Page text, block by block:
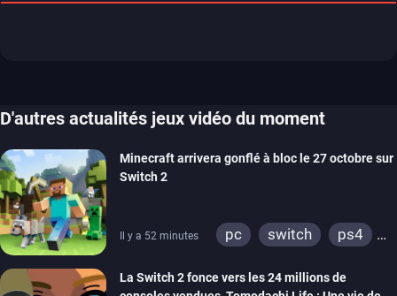
D'autres actualités jeux vidéo du moment
Minecraft arrivera gonflé à bloc le 27 octobre sur
Switch 2
Il y a 52 minutes pc switch
ps4
wiiu
3ds
ps3
La Switch 2 fonce vers les 24 millions de